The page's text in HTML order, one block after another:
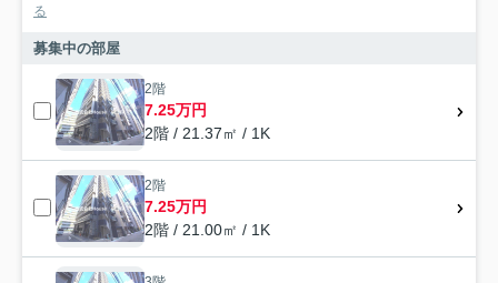
る
募集中の部屋
2階
7.25万円
2階 / 21.37㎡ / 1K
2階
7.25万円
2階 / 21.00㎡ / 1K